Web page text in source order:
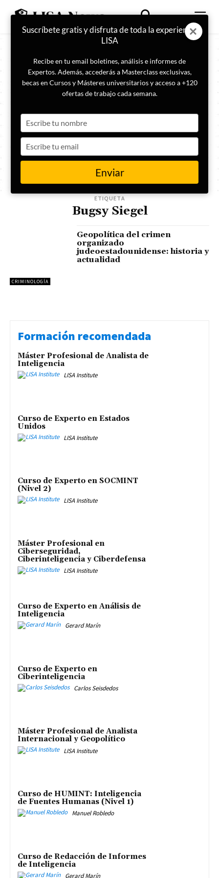
ETIQUETA
Bugsy Siegel
CRIMINOLOGÍA
Geopolítica del crimen
organizado
judeoestadounidense: historia y
actualidad
Formación recomendada
Máster Profesional de Analista de
Inteligencia
LISA Institute
Curso de Experto en Estados
Unidos
LISA Institute
Curso de Experto en SOCMINT
(Nivel 2)
LISA Institute
Máster Profesional en
Ciberseguridad,
Ciberinteligencia y Ciberdefensa
LISA Institute
Curso de Experto en Análisis de
Inteligencia
Gerard Marín
Curso de Experto en
Ciberinteligencia
Carlos Seisdedos
Máster Profesional de Analista
Internacional y Geopolítico
LISA Institute
Curso de HUMINT: Inteligencia
de Fuentes Humanas (Nivel 1)
Manuel Robledo
Curso de Redacción de Informes
de Inteligencia
Gerard Marín
Suscríbete gratis y disfruta de toda la experiencia
LISA
Recibe en tu email boletines, análisis e informes de
Expertos. Además, accederás a Masterclass exclusivas,
becas en Cursos y Másteres universitarios y acceso a +120
ofertas de trabajo cada semana.
your
name
your
email
Enviar